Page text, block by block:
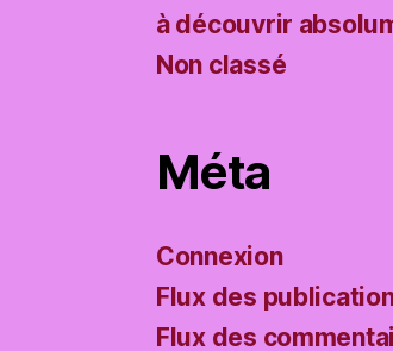
à découvrir
Non classé
Méta
Connexion
Flux des
Flux des